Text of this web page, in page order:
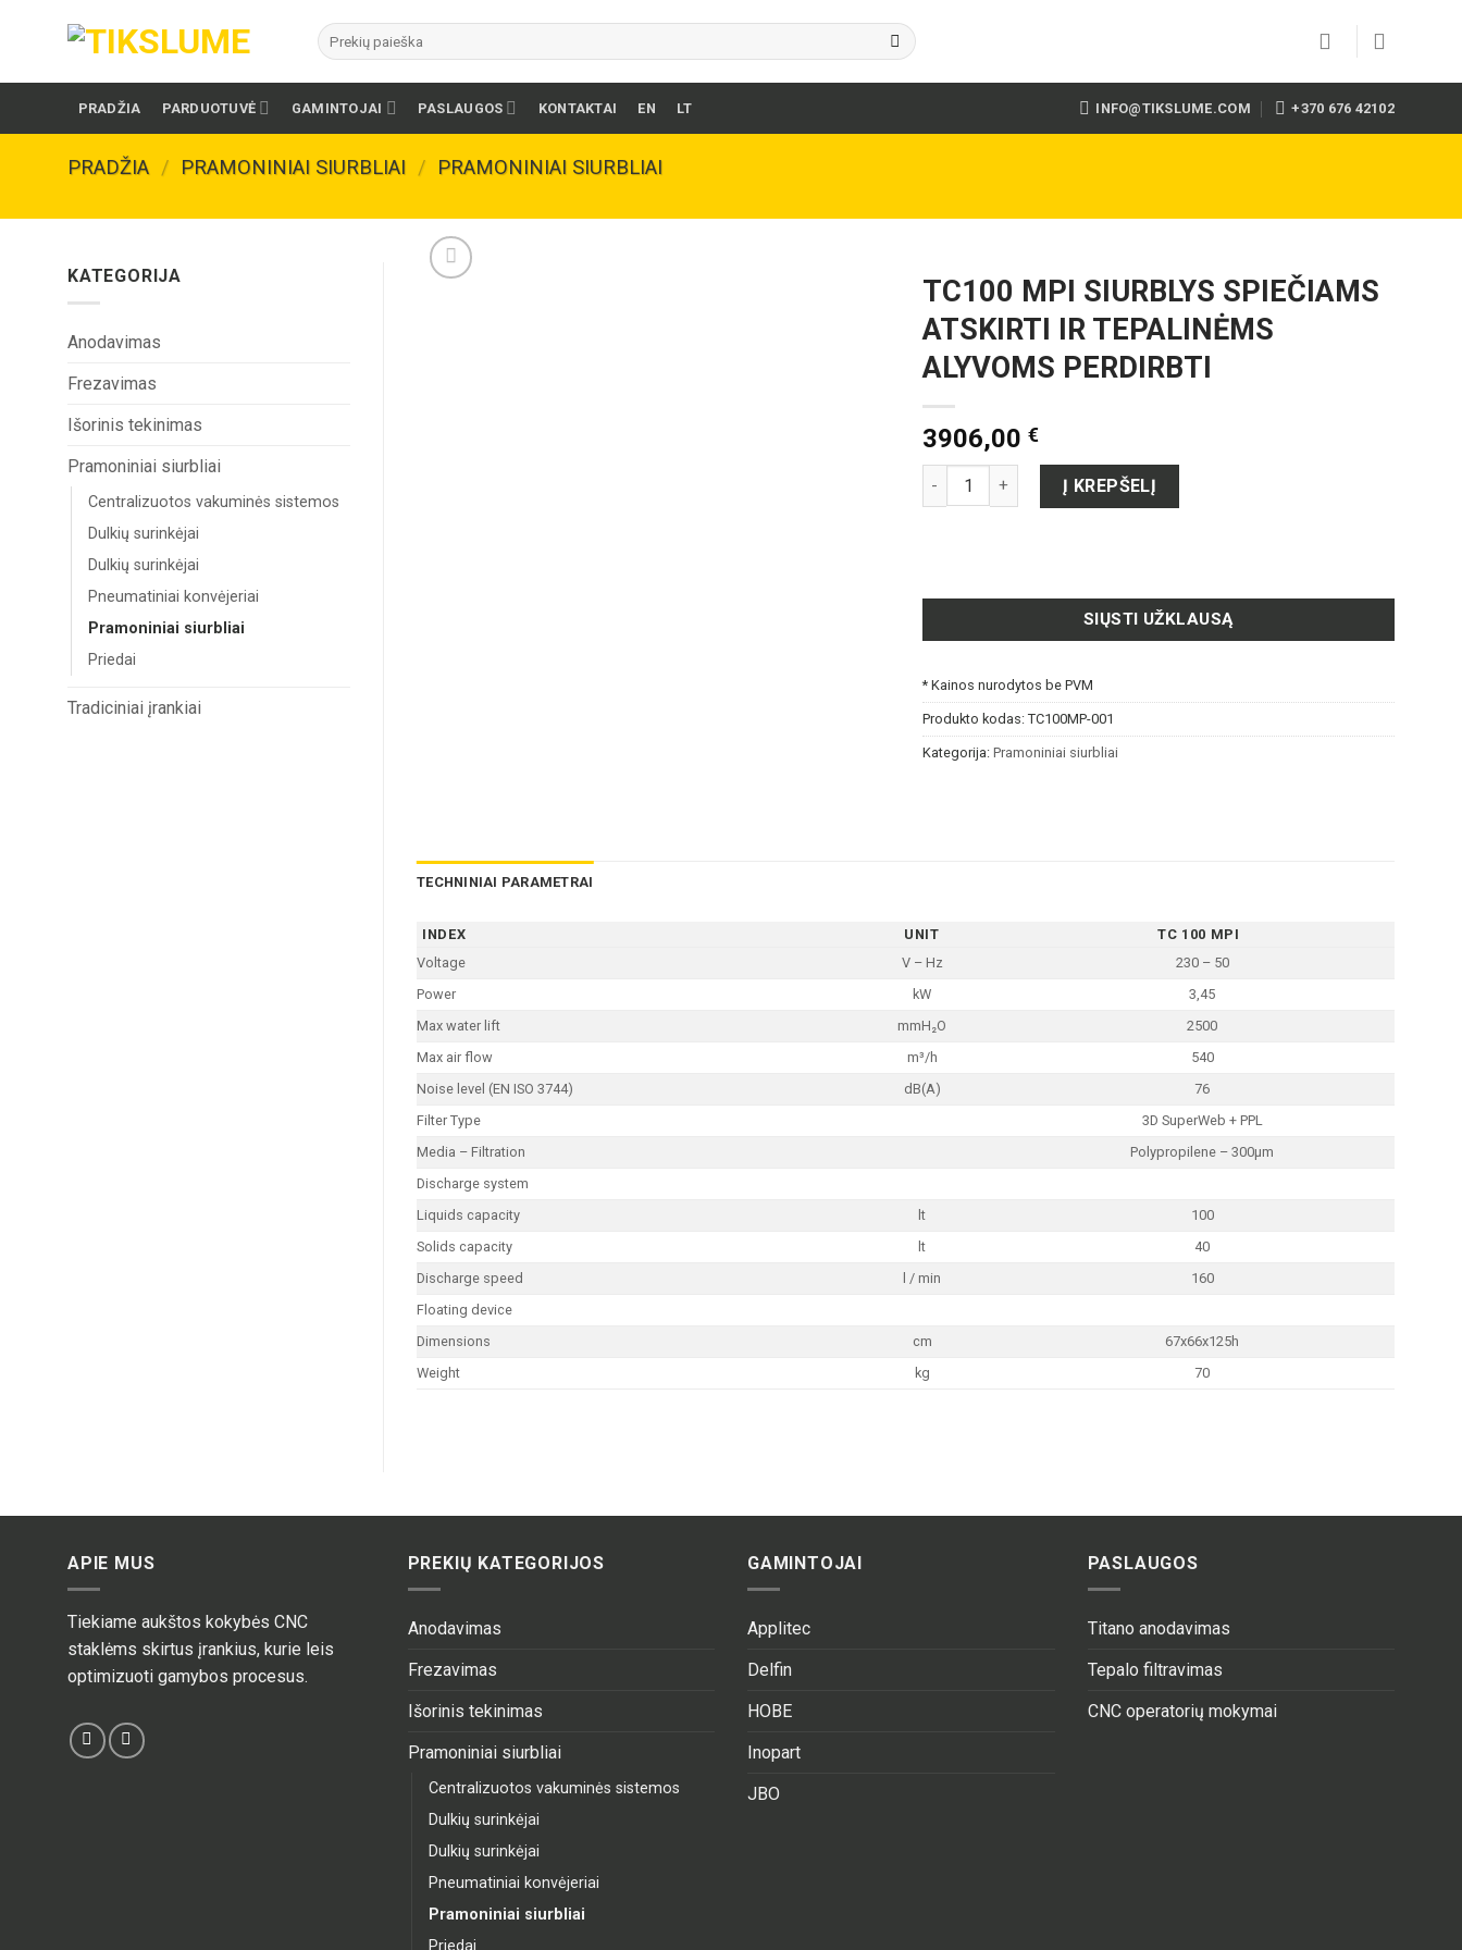
Ieškoti:
PRADŽIA PARDUOTUVĖ GAMINTOJAI PASLAUGOS KONTAKTAI EN LT INFO@TIKSLUME.COM +370 676 42102
PRADŽIA / PRAMONINIAI SIURBLIAI / PRAMONINIAI SIURBLIAI
KATEGORIJA
Anodavimas
Frezavimas
Išorinis tekinimas
Pramoniniai siurbliai
Centralizuotos vakuminės sistemos
Dulkių surinkėjai
Dulkių surinkėjai
Pneumatiniai konvėjeriai
Pramoniniai siurbliai
Priedai
Tradiciniai įrankiai
TC100 MPI SIURBLYS SPIEČIAMS
ATSKIRTI IR TEPALINĖMS
ALYVOMS PERDIRBTI
3906,00 €
produkto kiekis: TC100 MPI SIURBLYS SPIEČIAMS ATSKIRTI IR
Į KREPŠELĮ
SIŲSTI UŽKLAUSĄ
* Kainos nurodytos be PVM
Produkto kodas: TC100MP-001
Kategorija: Pramoniniai siurbliai
TECHNINIAI PARAMETRAI
INDEX UNIT
TC 100 MPI
Voltage
V – Hz
230 – 50
Power
kW
3,45
Max water lift
mmH₂O
2500
Max air flow
m³/h
540
Noise level (EN ISO 3744)
dB(A)
76
Filter Type
3D SuperWeb + PPL
Media – Filtration
Polypropilene – 300µm
Discharge system
Liquids capacity
lt
100
Solids capacity
lt
40
Discharge speed
l / min
160
Floating device
Dimensions
cm
67x66x125h
Weight
kg 70
APIE MUS
Tiekiame aukštos kokybės CNC
staklėms skirtus įrankius, kurie leis
optimizuoti gamybos procesus.
PREKIŲ KATEGORIJOS
Anodavimas
Frezavimas
Išorinis tekinimas
Pramoniniai siurbliai
Centralizuotos vakuminės sistemos
Dulkių surinkėjai
Dulkių surinkėjai
Pneumatiniai konvėjeriai
Pramoniniai siurbliai
GAMINTOJAI
Applitec
Delfin
HOBE
Inopart
JBO
PASLAUGOS
Titano anodavimas
Tepalo filtravimas
CNC operatorių mokymai